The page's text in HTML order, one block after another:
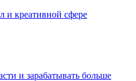
и креативной сфере
и зарабатывать больше